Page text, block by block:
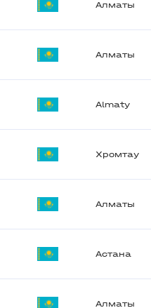
Алматы
Алматы
Almaty
Хромтау
Алматы
Астана
Алматы